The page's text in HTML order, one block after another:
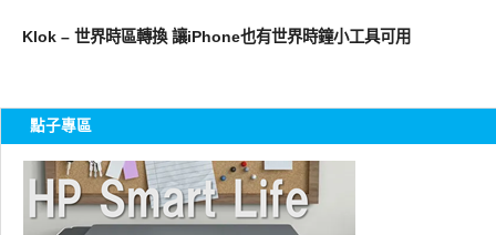
Klok – 世界時區轉換 讓iPhone也有世界時鐘小工具可用
點子專區